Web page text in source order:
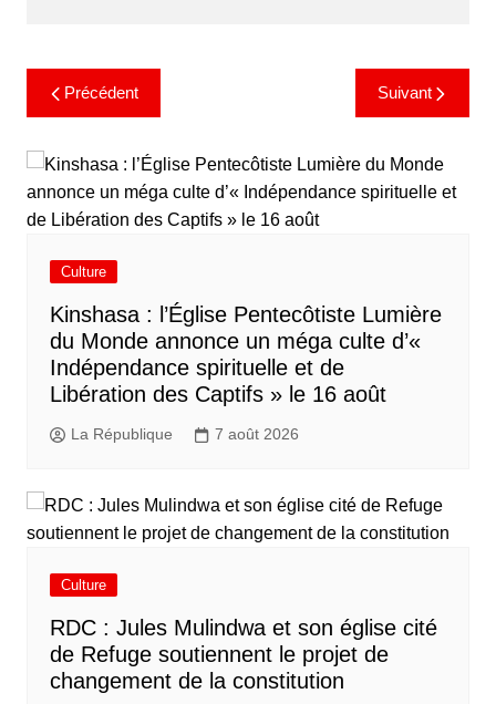
Navigation
de
l’article
Précédent Suivant
Culture
Kinshasa : l’Église Pentecôtiste Lumière
du Monde annonce un méga culte d’«
Indépendance spirituelle et de
Libération des Captifs » le 16 août
La République 7 août 2026
Culture
RDC : Jules Mulindwa et son église cité
de Refuge soutiennent le projet de
changement de la constitution